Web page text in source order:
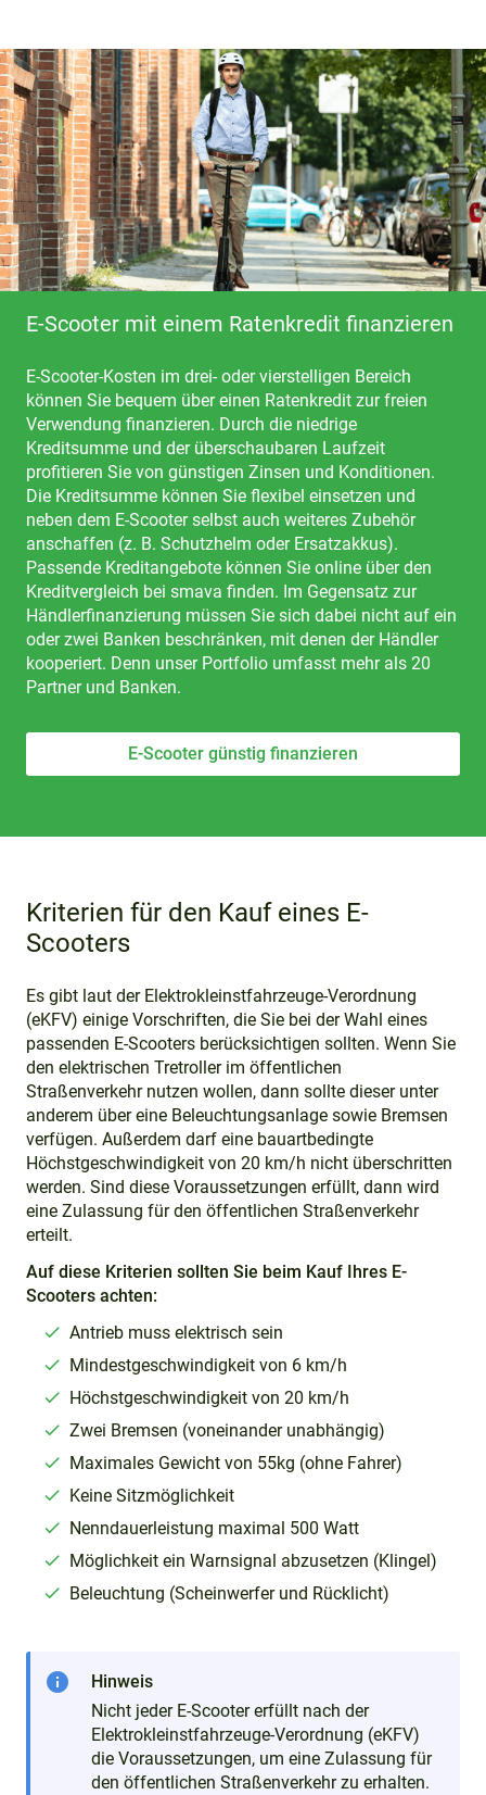
E-Scooter mit einem Ratenkredit finanzieren
E-Scooter-Kosten im drei- oder vierstelligen Bereich
können Sie bequem über einen Ratenkredit zur freien
Verwendung finanzieren. Durch die niedrige
Kreditsumme und der überschaubaren Laufzeit
profitieren Sie von günstigen Zinsen und Konditionen.
Die Kreditsumme können Sie flexibel einsetzen und
neben dem E-Scooter selbst auch weiteres Zubehör
anschaffen (z. B. Schutzhelm oder Ersatzakkus).
Passende Kreditangebote können Sie online über den
Kreditvergleich bei smava finden. Im Gegensatz zur
Händlerfinanzierung müssen Sie sich dabei nicht auf ein
oder zwei Banken beschränken, mit denen der Händler
kooperiert. Denn unser Portfolio umfasst mehr als 20
Partner und Banken.
E-Scooter günstig finanzieren
Kriterien für den Kauf eines E-
Scooters
Es gibt laut der Elektrokleinstfahrzeuge-Verordnung
(eKFV) einige Vorschriften, die Sie bei der Wahl eines
passenden E-Scooters berücksichtigen sollten. Wenn Sie
den elektrischen Tretroller im öffentlichen
Straßenverkehr nutzen wollen, dann sollte dieser unter
anderem über eine Beleuchtungsanlage sowie Bremsen
verfügen. Außerdem darf eine bauartbedingte
Höchstgeschwindigkeit von 20 km/h nicht überschritten
werden. Sind diese Voraussetzungen erfüllt, dann wird
eine Zulassung für den öffentlichen Straßenverkehr
erteilt.
Auf diese Kriterien sollten Sie beim Kauf Ihres E-
Scooters achten:
Antrieb muss elektrisch sein
Mindestgeschwindigkeit von 6 km/h
Höchstgeschwindigkeit von 20 km/h
Zwei Bremsen (voneinander unabhängig)
Maximales Gewicht von 55kg (ohne Fahrer)
Keine Sitzmöglichkeit
Nenndauerleistung maximal 500 Watt
Möglichkeit ein Warnsignal abzusetzen (Klingel)
Beleuchtung (Scheinwerfer und Rücklicht)
info
Hinweis
Nicht jeder E-Scooter erfüllt nach der
Elektrokleinstfahrzeuge-Verordnung (eKFV)
die Voraussetzungen, um eine Zulassung für
den öffentlichen Straßenverkehr zu erhalten.